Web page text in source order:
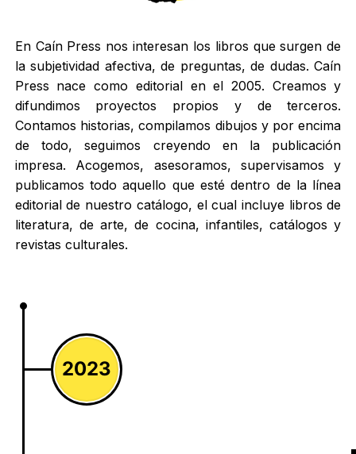
En Caín Press nos interesan los libros que surgen de
la subjetividad afectiva, de preguntas, de dudas. Caín
Press nace como editorial en el 2005. Creamos y
difundimos proyectos propios y de terceros.
Contamos historias, compilamos dibujos y por encima
de todo, seguimos creyendo en la publicación
impresa. Acogemos, asesoramos, supervisamos y
publicamos todo aquello que esté dentro de la línea
editorial de nuestro catálogo, el cual incluye libros de
literatura, de arte, de cocina, infantiles, catálogos y
revistas culturales.
2023